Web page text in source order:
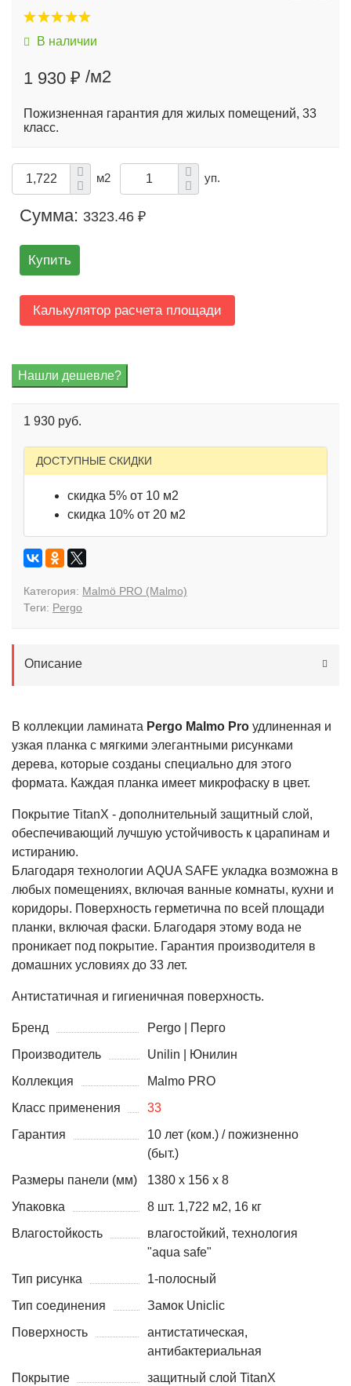
В наличии
1 930 ₽ /м2
Пожизненная гарантия для жилых помещений, 33
класс.
м2 уп.
Сумма: 3323.46 ₽
Купить
Калькулятор расчета площади
1 930 руб.
ДОСТУПНЫЕ СКИДКИ
скидка 5% от 10 м2
скидка 10% от 20 м2
Категория: Malmö PRO (Malmo)
Теги: Pergo
Описание
В коллекции ламината Pergo Malmo Pro удлиненная и
узкая планка с мягкими элегантными рисунками
дерева, которые созданы специально для этого
формата. Каждая планка имеет микрофаску в цвет.
Покрытие TitanX - дополнительный защитный слой,
обеспечивающий лучшую устойчивость к царапинам и
истиранию.
Благодаря технологии AQUA SAFE укладка возможна в
любых помещениях, включая ванные комнаты, кухни и
коридоры. Поверхность герметична по всей площади
планки, включая фаски. Благодаря этому вода не
проникает под покрытие. Гарантия производителя в
домашних условиях до 33 лет.
Антистатичная и гигиеничная поверхность.
Бренд
Pergo | Перго
Производитель
Unilin | Юнилин
Коллекция
Malmo PRO
Класс применения
33
Гарантия
10 лет (ком.) / пожизненно
(быт.)
Размеры панели (мм)
1380 х 156 х 8
Упаковка
8 шт. 1,722 м2, 16 кг
Влагостойкость
влагостойкий, технология
"aqua safe"
Тип рисунка
1-полосный
Тип соединения
Замок Uniclic
Поверхность
антистатическая,
антибактериальная
Покрытие
защитный слой TitanX